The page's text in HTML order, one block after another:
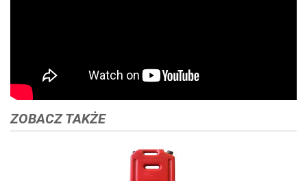
ZOBACZ TAKŻE